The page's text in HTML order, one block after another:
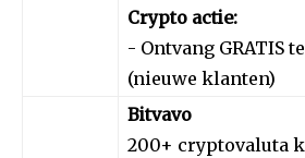
Crypto actie:
- Ontvang GRATIS
(nieuwe klanten)
Bitvavo
200+ cryptovaluta